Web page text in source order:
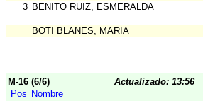
3 BENITO RUIZ, ESMERALDA
BOTI BLANES, MARIA
M-16 (6/6) Actualizado: 13:56
Pos Nombre